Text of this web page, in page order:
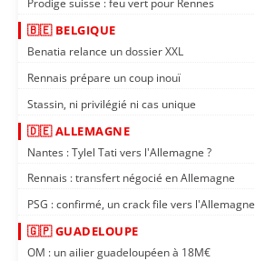
Prodige suisse : feu vert pour Rennes
🇧🇪 BELGIQUE
Benatia relance un dossier XXL
Rennais prépare un coup inouï
Stassin, ni privilégié ni cas unique
🇩🇪 ALLEMAGNE
Nantes : Tylel Tati vers l'Allemagne ?
Rennais : transfert négocié en Allemagne
PSG : confirmé, un crack file vers l'Allemagne
🇬🇵 GUADELOUPE
OM : un ailier guadeloupéen à 18M€